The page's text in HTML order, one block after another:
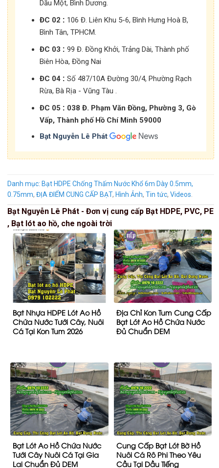
Dầu Một, Bình Dương.
ĐC 02 : 106 Đ. Liên Khu 5-6, Bình Hưng Hoà B,
Bình Tân, TPHCM.
ĐC 03 : 99 Đ. Đồng Khởi, Trảng Dài, Thành phố
Biên Hòa, Đồng Nai
ĐC 04 : Số 487/10A Đường 30/4, Phường Rạch
Rừa, Bà Rịa - Vũng Tàu .
ĐC 05 : 038 Đ. Phạm Văn Đồng, Phường 3, Gò
Vấp, Thành phố Hồ Chí Minh 59000
Bạt Nguyễn Lê Phát
Danh mục: Bạt HDPE Chống Thấm Nước Khổ 6m Dày 0.5mm,
0.75mm, ĐỊA ĐIỂM CUNG CẤP BẠT, Hình Ảnh, Tin tức, Videos.
Bạt Nguyễn Lê Phát - Đơn vị cung cấp Bạt HDPE, PVC, PE
, Bạt lót ao hồ, che ngoài trời
Bạt Nhựa HDPE Lót Ao Hồ
Chứa Nước Tưới Cây, Nuôi
Cá Tại Kon Tum 2026
Địa Chỉ Kon Tum Cung Cấp
Bạt Lót Ao Hồ Chứa Nước
Đủ Chuẩn DEM
Bạt Lót Ao Hồ Chứa Nước
Tưới Cây Nuôi Cá Tại Gia
Lai Chuẩn Đủ DEM
Cung Cấp Bạt Lót Bờ Hồ
Nuôi Cá Rô Phi Theo Yêu
Cầu Tại Dầu Tiếng